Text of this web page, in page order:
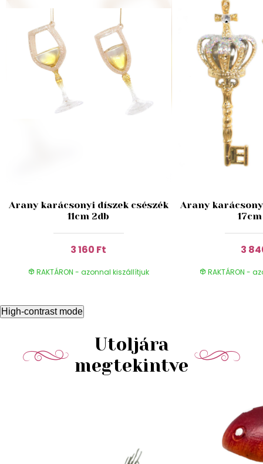
Arany karácsonyi díszek csészék
11cm 2db
3 160 Ft
RAKTÁRON - azonnal kiszállítjuk
Arany
3
RAKTÁRON -
High-contrast mode
Utoljára
megtekintve